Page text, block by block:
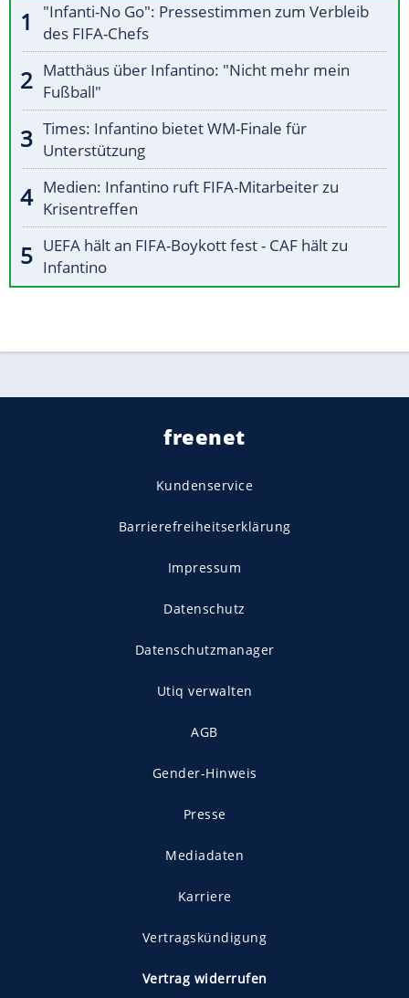
"Infanti-No Go": Pressestimmen zum Verbleib
des FIFA-Chefs
Matthäus über Infantino: "Nicht mehr mein
Fußball"
Times: Infantino bietet WM-Finale für
Unterstützung
Medien: Infantino ruft FIFA-Mitarbeiter zu
Krisentreffen
UEFA hält an FIFA-Boykott fest - CAF hält zu
Infantino
freenet
Kundenservice
Barrierefreiheitserklärung
Impressum
Datenschutz
Datenschutzmanager
Utiq verwalten
AGB
Gender-Hinweis
Presse
Mediadaten
Karriere
Vertragskündigung
Vertrag widerrufen